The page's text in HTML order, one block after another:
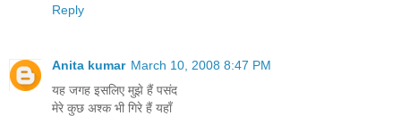
Reply
Anita kumar March 10, 2008 8:47 PM
यह जगह इसलिए मुझे हैं पसंद
मेरे कुछ अश्क भी गिरे हैं यहाँ